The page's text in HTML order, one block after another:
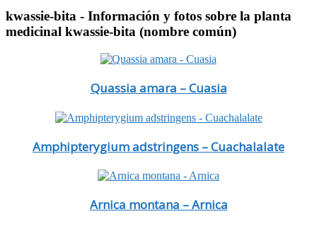
kwassie-bita - Información y fotos sobre la planta
medicinal kwassie-bita (nombre común)
Quassia amara – Cuasia
Amphipterygium adstringens – Cuachalalate
Arnica montana – Arnica